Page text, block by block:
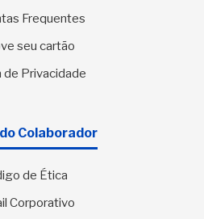
Frequentes
seu cartão
de Privacidade
Colaborador
de Ética
Corporativo